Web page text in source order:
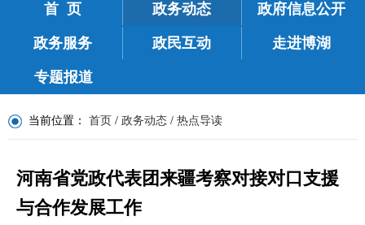
首 页 政务动态 政府信息公开
政务服务 政民互动 走进博湖
专题报道
当前位置： 首页 / 政务动态 / 热点导读
河南省党政代表团来疆考察对接对口支援
与合作发展工作